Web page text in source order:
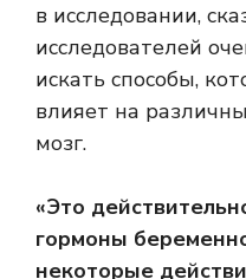
в исследовании,
исследователей
искать способы,
влияет на
мозг.
«Это
гормоны
некоторые